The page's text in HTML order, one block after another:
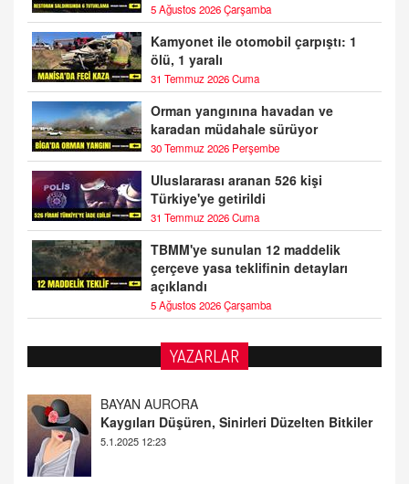
5 Ağustos 2026 Çarşamba
Kamyonet ile otomobil çarpıştı: 1
ölü, 1 yaralı
31 Temmuz 2026 Cuma
Orman yangınına havadan ve
karadan müdahale sürüyor
30 Temmuz 2026 Perşembe
Uluslararası aranan 526 kişi
Türkiye'ye getirildi
31 Temmuz 2026 Cuma
TBMM'ye sunulan 12 maddelik
çerçeve yasa teklifinin detayları
açıklandı
5 Ağustos 2026 Çarşamba
YAZARLAR
DOKTOR CİVANIM
Mastürbasyon ve Tatmin: Bir Keşif Yolculuğu
13.11.2024 22:51